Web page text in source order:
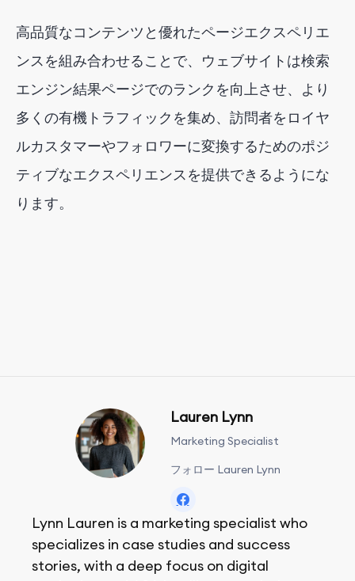
高品質なコンテンツと優れたページエクスペリエ
ンスを組み合わせることで、ウェブサイトは検索
エンジン結果ページでのランクを向上させ、より
多くの有機トラフィックを集め、訪問者をロイヤ
ルカスタマーやフォロワーに変換するためのポジ
ティブなエクスペリエンスを提供できるようにな
ります。
Lauren Lynn
Marketing Specialist
フォロー Lauren Lynn
Lynn Lauren is a marketing specialist who
specializes in case studies and success
stories, with a deep focus on digital